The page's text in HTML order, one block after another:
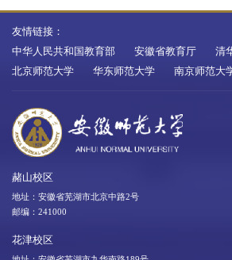
友情链接：
中华人民共和国教育部
安徽省教育厅 清
北京师范大学
华东师范大学 南京师范大
赭山校区
地址：安徽省芜湖市北京中路2号
邮编：241000
花津校区